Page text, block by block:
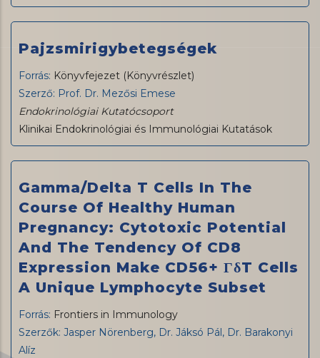
Pajzsmirigybetegségek
Forrás: Könyvfejezet (Könyvrészlet)
Szerző: Prof. Dr. Mezősi Emese
Endokrinológiai Kutatócsoport
Klinikai Endokrinológiai és Immunológiai Kutatások
Gamma/Delta T Cells In The
Course Of Healthy Human
Pregnancy: Cytotoxic Potential
And The Tendency Of CD8
Expression Make CD56+ ΓδT Cells
A Unique Lymphocyte Subset
Forrás: Frontiers in Immunology
Szerzők: Jasper Nörenberg, Dr. Jáksó Pál, Dr. Barakonyi
Alíz